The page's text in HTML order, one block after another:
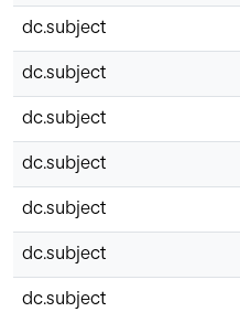
dc.subject
dc.subject
dc.subject
dc.subject
dc.subject
dc.subject
dc.subject